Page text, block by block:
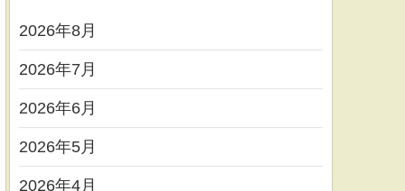
2026年8月
2026年7月
2026年6月
2026年5月
2026年4月